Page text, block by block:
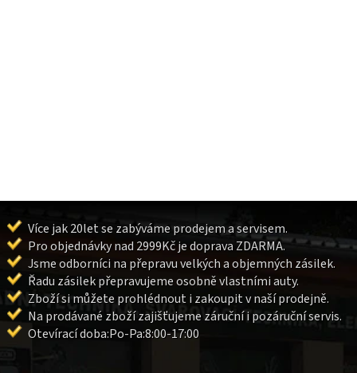
Více jak 20let se zabýváme prodejem a servisem.
Pro objednávky nad 2999Kč je doprava ZDARMA.
Jsme odborníci na přepravu velkých a objemných zásilek.
Řadu zásilek přepravujeme osobně vlastními auty.
Zboží si můžete prohlédnout i zakoupit v naší prodejně.
Na prodávané zboží zajišťujeme záruční i pozáruční servis.
Otevírací doba:Po-Pa:8:00-17:00